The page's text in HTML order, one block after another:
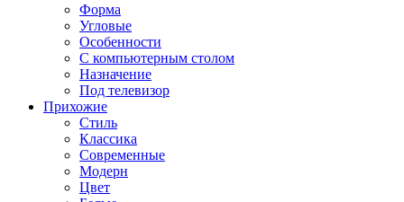
Форма
Угловые
Особенности
С компьютерным столом
Назначение
Под телевизор
Прихожие
Стиль
Классика
Современные
Модерн
Цвет